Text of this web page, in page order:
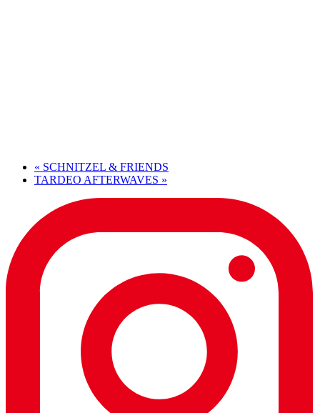
« SCHNITZEL & FRIENDS
TARDEO AFTERWAVES »